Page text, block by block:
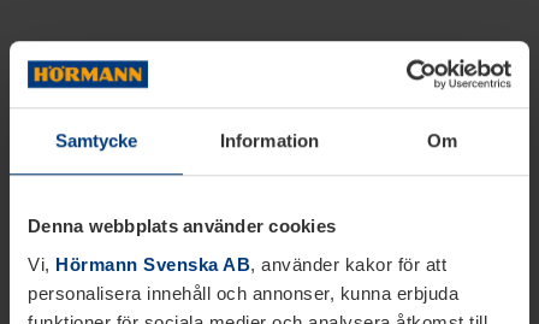
Samtycke Information Om
Denna webbplats använder cookies
Vi, Hörmann Svenska AB, använder kakor för att
personalisera innehåll och annonser, kunna erbjuda